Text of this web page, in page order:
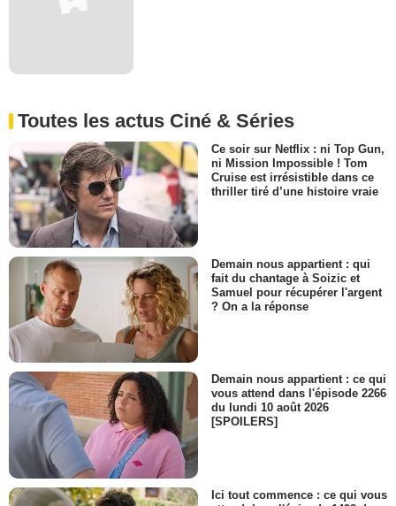
Toutes les actus Ciné & Séries
Ce soir sur Netflix : ni Top Gun,
ni Mission Impossible ! Tom
Cruise est irrésistible dans ce
thriller tiré d’une histoire vraie
Demain nous appartient : qui
fait du chantage à Soizic et
Samuel pour récupérer l'argent
? On a la réponse
Demain nous appartient : ce qui
vous attend dans l'épisode 2266
du lundi 10 août 2026
[SPOILERS]
Ici tout commence : ce qui vous